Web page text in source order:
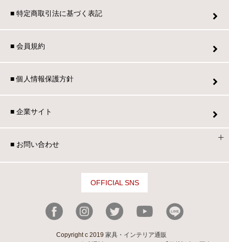
■ 特定商取引法に基づく表記
■ 会員規約
■ 個人情報保護方針
■ 企業サイト
■ お問い合わせ
OFFICIAL SNS
Copyright c 2019 家具・インテリア通販